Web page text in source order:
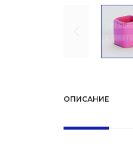
ОПИСАНИЕ